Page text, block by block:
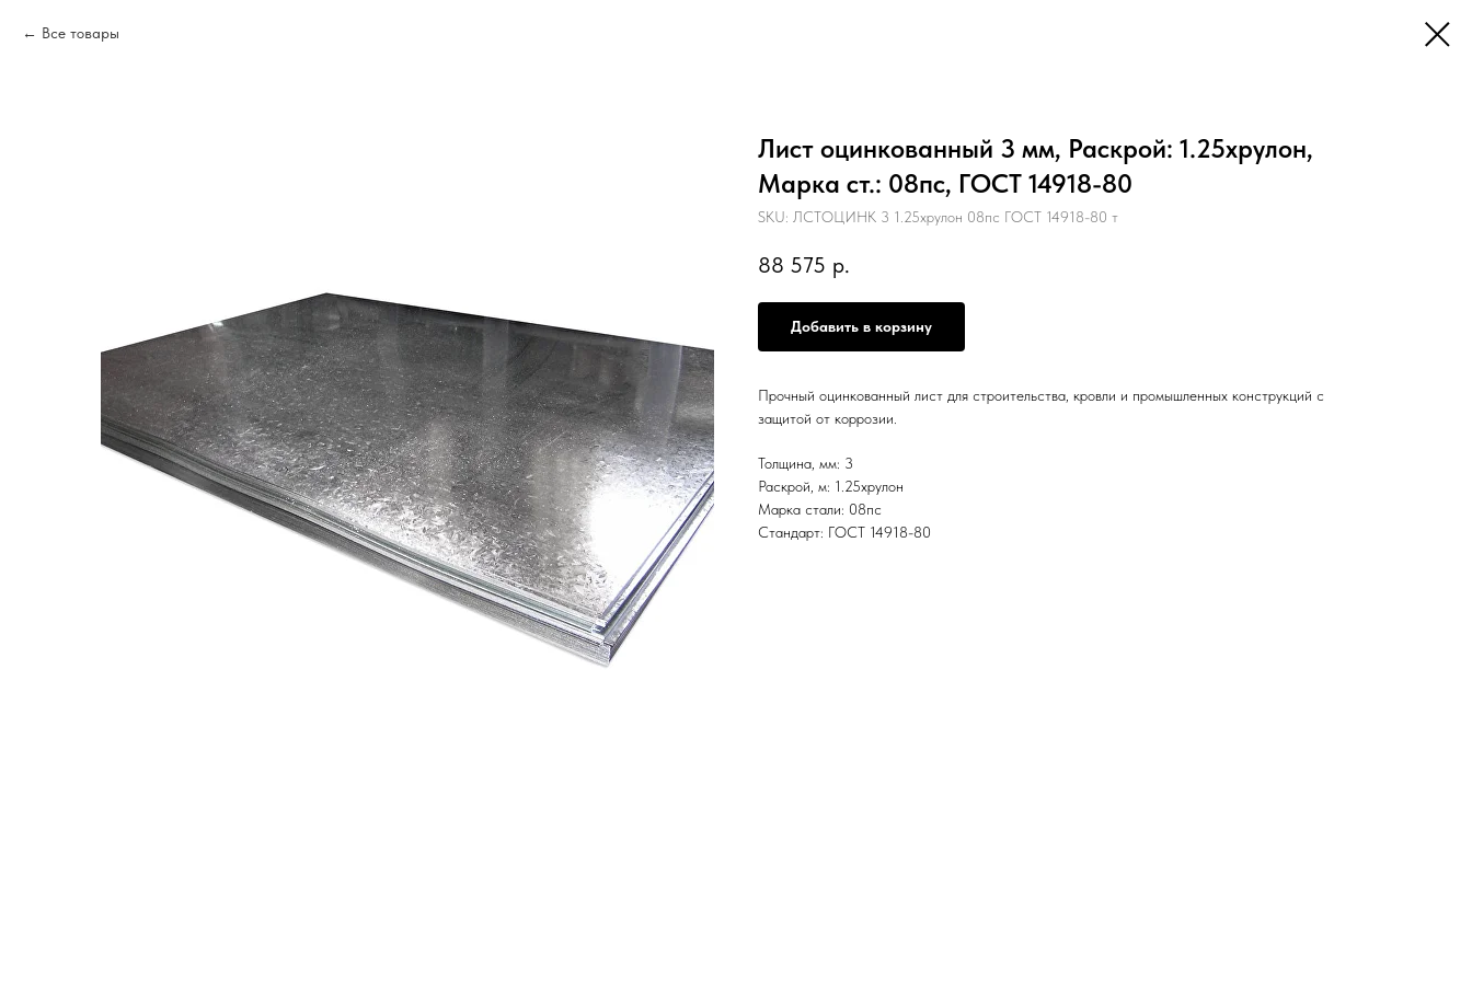
Все товары
Лист оцинкованный 3 мм, Раскрой: 1.25хрулон,
Марка ст.: 08пс, ГОСТ 14918-80
SKU: ЛСТОЦИНК 3 1.25хрулон 08пс ГОСТ 14918-80 т
88 575 р.
Добавить в корзину
Прочный оцинкованный лист для строительства, кровли и промышленных конструкций с
защитой от коррозии.
Толщина, мм: 3
Раскрой, м: 1.25хрулон
Марка стали: 08пс
Стандарт: ГОСТ 14918-80